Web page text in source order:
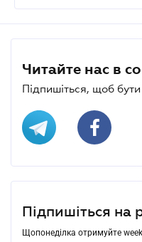
Читайте нас в
Підпишіться, щоб бути
Підпишіться на
Щопонеділка отримуйте